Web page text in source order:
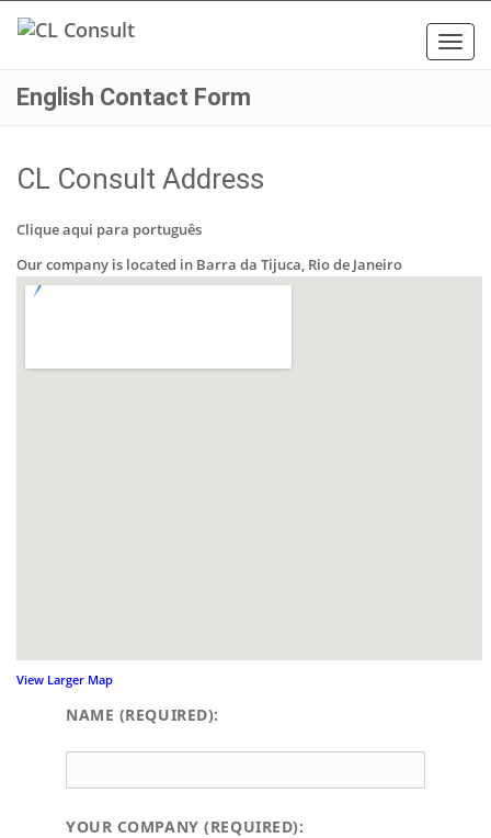
English Contact Form
CL Consult Address
Clique aqui para português
Our company is located in Barra da Tijuca, Rio de Janeiro
View Larger Map
NAME (REQUIRED):
YOUR COMPANY (REQUIRED):